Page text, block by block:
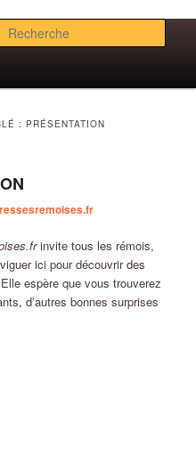
: PRÉSENTATION
invite tous les rémois,
ici pour découvrir des
espère que vous trouverez
d’autres bonnes surprises